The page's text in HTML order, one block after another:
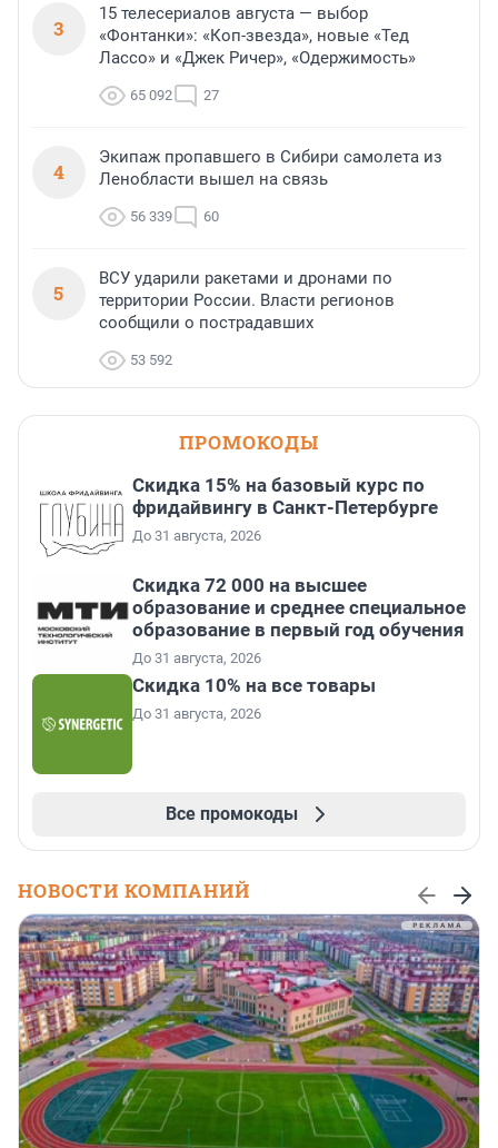
3
15 телесериалов августа — выбор
«Фонтанки»: «Коп-звезда», новые «Тед
Лассо» и «Джек Ричер», «Одержимость»
65 092 27
4
Экипаж пропавшего в Сибири самолета из
Ленобласти вышел на связь
56 339 60
5
ВСУ ударили ракетами и дронами по
территории России. Власти регионов
сообщили о пострадавших
53 592
ПРОМОКОДЫ
Скидка 15% на базовый курс по
фридайвингу в Санкт-Петербурге
До 31 августа, 2026
Скидка 72 000 на высшее
образование и среднее специальное
образование в первый год обучения
До 31 августа, 2026
Скидка 10% на все товары
До 31 августа, 2026
Все промокоды
НОВОСТИ КОМПАНИЙ